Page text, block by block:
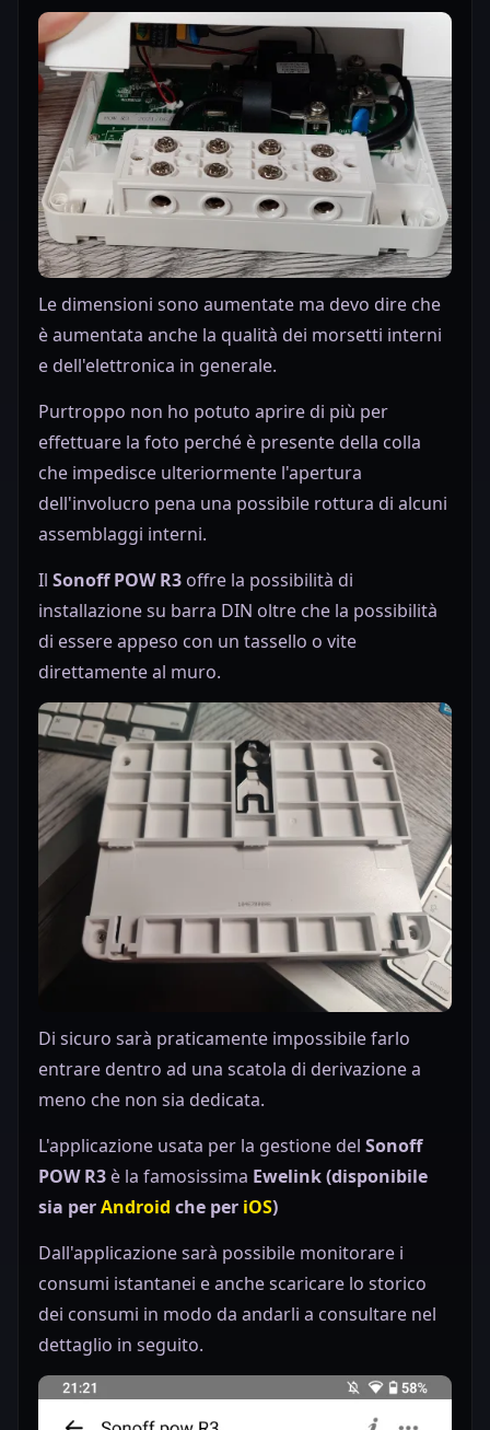
Le dimensioni sono aumentate ma devo dire che
è aumentata anche la qualità dei morsetti interni
e dell'elettronica in generale.
Purtroppo non ho potuto aprire di più per
effettuare la foto perché è presente della colla
che impedisce ulteriormente l'apertura
dell'involucro pena una possibile rottura di alcuni
assemblaggi interni.
Il Sonoff POW R3 offre la possibilità di
installazione su barra DIN oltre che la possibilità
di essere appeso con un tassello o vite
direttamente al muro.
Di sicuro sarà praticamente impossibile farlo
entrare dentro ad una scatola di derivazione a
meno che non sia dedicata.
L'applicazione usata per la gestione del Sonoff
POW R3 è la famosissima Ewelink (disponibile
sia perAndroid che per iOS)
Dall'applicazione sarà possibile monitorare i
consumi istantanei e anche scaricare lo storico
dei consumi in modo da andarli a consultare nel
dettaglio in seguito.